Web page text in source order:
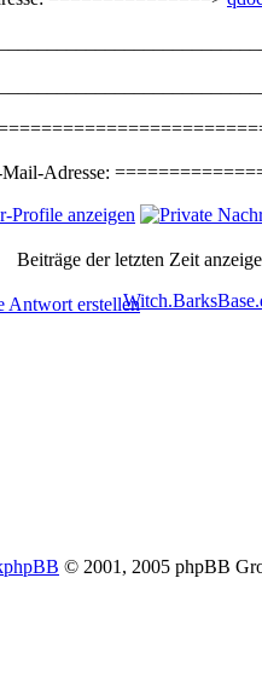
Mail-Adresse:
Beiträge der letzten Zeit
phpBB © 2001, 2005 phpBB